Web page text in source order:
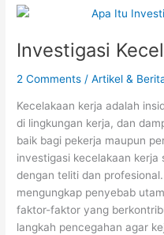
Investigasi
2 Comments /Artikel &
Kecelakaan kerja adalah
di lingkungan kerja, dan
baik bagi pekerja maupun
investigasi kecelakaan
dengan teliti dan
mengungkap penyebab
faktor-faktor yang
langkah pencegahan agar
Investigasi
Kerja